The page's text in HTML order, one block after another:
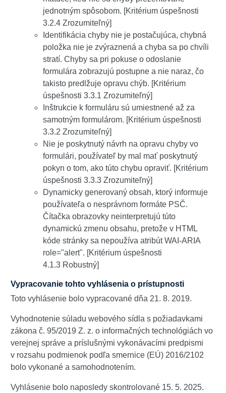
jednotným spôsobom. [Kritérium úspešnosti
3.2.4 Zrozumiteľný]
Identifikácia chyby nie je postačujúca, chybná
položka nie je zvýraznená a chyba sa po chvíli
stratí. Chyby sa pri pokuse o odoslanie
formulára zobrazujú postupne a nie naraz, čo
takisto predlžuje opravu chýb. [Kritérium
úspešnosti 3.3.1 Zrozumiteľný]
Inštrukcie k formuláru sú umiestnené až za
samotným formulárom. [Kritérium úspešnosti
3.3.2 Zrozumiteľný]
Nie je poskytnutý návrh na opravu chyby vo
formulári, používateľ by mal mať poskytnutý
pokyn o tom, ako túto chybu opraviť. [Kritérium
úspešnosti 3.3.3 Zrozumiteľný]
Dynamicky generovaný obsah, ktorý informuje
používateľa o nesprávnom formáte PSČ.
Čítačka obrazovky neinterpretujú túto
dynamickú zmenu obsahu, pretože v HTML
kóde stránky sa nepoužíva atribút WAI-ARIA
role="alert". [Kritérium úspešnosti
4.1.3 Robustný]
Vypracovanie tohto vyhlásenia o prístupnosti
Toto vyhlásenie bolo vypracované dňa 21. 8. 2019.
Vyhodnotenie súladu webového sídla s požiadavkami
zákona č. 95/2019 Z. z. o informačných technológiách vo
verejnej správe a príslušnými vykonávacími predpismi
v rozsahu podmienok podľa smernice (EÚ) 2016/2102
bolo vykonané a samohodnotením.
Vyhlásenie bolo naposledy skontrolované 15. 5. 2025.